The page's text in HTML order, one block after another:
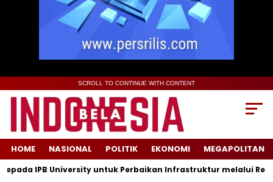
SCROLL TO CONTINUE WITH CONTENT
HOME NASIONAL POLITIK EKONOMI MEGAPOLITAN
IPB University untuk Perbaikan Infrastruktur melalui